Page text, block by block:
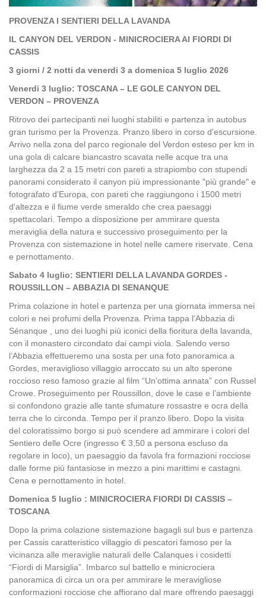
PROVENZA I SENTIERI DELLA LAVANDA
IL CANYON DEL VERDON - MINICROCIERA AI FIORDI DI
CASSIS
3 giorni / 2 notti da venerdi 3 a domenica 5 luglio 2026
Venerdi 3 luglio: TOSCANA – LE GOLE CANYON DEL
VERDON – PROVENZA
Ritrovo dei partecipanti nei luoghi stabiliti e partenza in autobus
gran turismo per la Provenza. Pranzo libero in corso d'escursione.
Arrivo nella zona del parco regionale del Verdon esteso per km in
una gola di calcare biancastro scavata nelle acque tra una
larghezza da 2 a 15 metri con pareti a strapiombo con stupendi
panorami considerato il canyon più impressionante "più grande" e
fotografato d'Europa, con pareti che raggiungono i 1500 metri
d'altezza e il fiume verde smeraldo che crea paesaggi
spettacolari. Tempo a disposizione per ammirare questa
meraviglia della natura e successivo proseguimento per la
Provenza con sistemazione in hotel nelle camere riservate. Cena
e pernottamento.
Sabato 4 luglio: SENTIERI DELLA LAVANDA GORDES -
ROUSSILLON – ABBAZIA DI SENANQUE
Prima colazione in hotel e partenza per una giornata immersa nei
colori e nei profumi della Provenza. Prima tappa l’Abbazia di
Sénanque , uno dei luoghi più iconici della fioritura della lavanda,
con il monastero circondato dai campi viola. Salendo verso
l’Abbazia effettueremo una sosta per una foto panoramica a
Gordes, meraviglioso villaggio arroccato su un alto sperone
roccioso reso famoso grazie al film “Un’ottima annata” con Russel
Crowe. Proseguimento per Roussillon, dove le case e l’ambiente
si confondono grazie alle tante sfumature rossastre e ocra della
terra che lo circonda. Tempo per il pranzo libero. Dopo la visita
del coloratissimo borgo si può scendere ad ammirare i colori del
Sentiero delle Ocre (ingresso € 3,50 a persona escluso da
regolare in loco), un paesaggio da favola fra formazioni rocciose
dalle forme più fantasiose in mezzo a pini marittimi e castagni.
Cena e pernottamento in hotel.
Domenica 5 luglio : MINICROCIERA FIORDI DI CASSIS –
TOSCANA
Dopo la prima colazione sistemazione bagagli sul bus e partenza
per Cassis caratteristico villaggio di pescatori famoso per la
vicinanza alle meraviglie naturali delle Calanques i cosidetti
“Fiordi di Marsiglia”. Imbarco sul battello e minicrociera
panoramica di circa un ora per ammirare le meravigliose
conformazioni rocciose che affiorano dal mare offrendo paesaggi